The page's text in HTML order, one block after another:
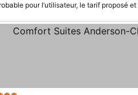
pour l’utilisateur, le tarif proposé